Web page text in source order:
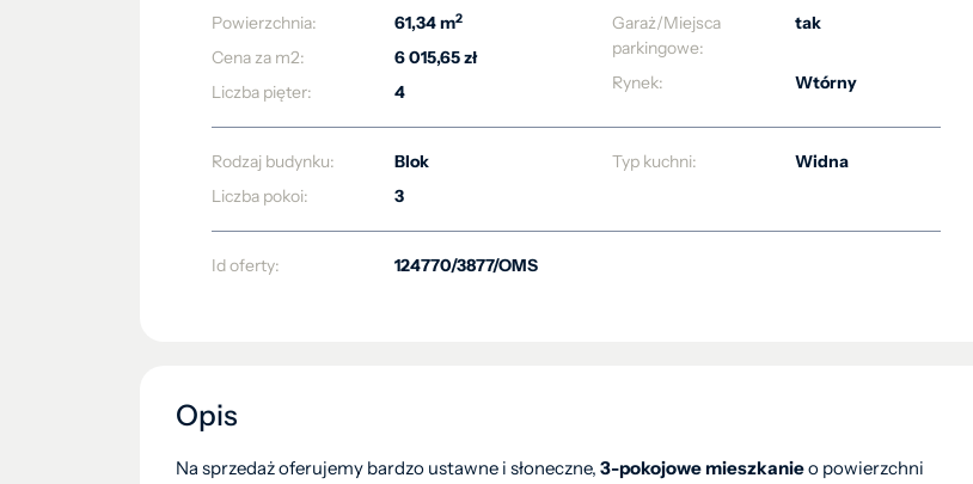
Powierzchnia:
61,34 m2
Cena za m2:
6 015,65 zł
Liczba pięter:
4
Garaż/Miejsca
parkingowe:
tak
Rynek: Wtórny
Rodzaj budynku:
Blok
Liczba pokoi:
3
Typ kuchni: Widna
Id oferty: 124770/3877/OMS
Opis
Na sprzedaż oferujemy bardzo ustawne i słoneczne, 3-pokojowe mieszkanieo powierzchni